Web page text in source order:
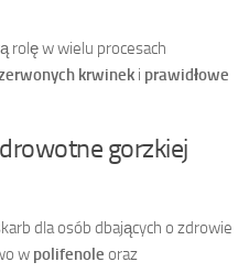
rolę w wielu procesach
krwinek i prawidłowe
gorzkiej
dla osób dbających o zdrowie
w polifenole oraz